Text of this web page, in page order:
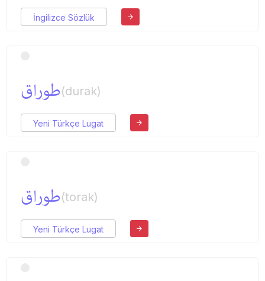
İngilizce Sözlük
طوراق(durak)
Yeni Türkçe Lugat
طوراق(torak)
Yeni Türkçe Lugat